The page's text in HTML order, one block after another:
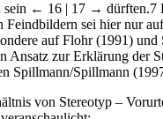
← 16 | 17 → dürften.7
Feindbildern sei hier nur
auf Flohr (1991) und
Ansatz zur Erklärung der
Spillmann/Spillmann
von Stereotyp –